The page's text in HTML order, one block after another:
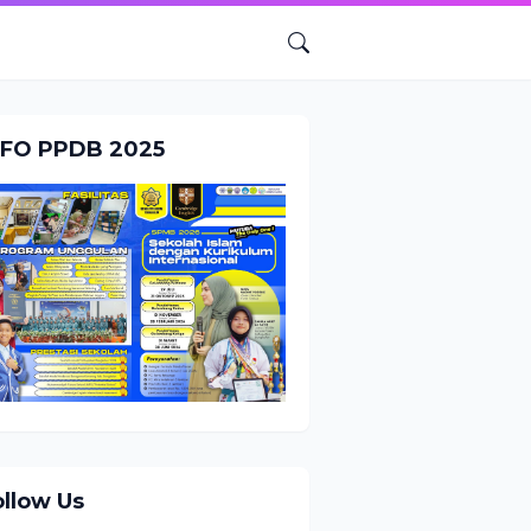
PPDB 2025
Us